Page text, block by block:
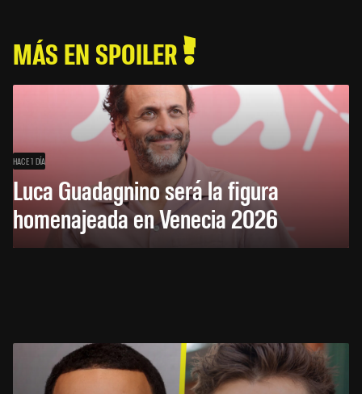
MÁS EN SPOILER
HACE 1 DÍA
Luca Guadagnino será la figura
homenajeada en Venecia 2026